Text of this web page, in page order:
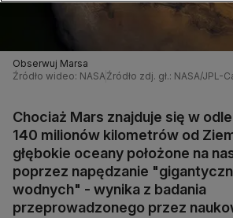
Obserwuj Marsa
Źródło wideo: NASAŹródło zdj. gł.: NASA/JPL-
Chociaż Mars znajduje się w
140 milionów kilometrów od
głębokie oceany położone na
poprzez napędzanie
wodnych" - wynika z badania
przeprowadzonego przez